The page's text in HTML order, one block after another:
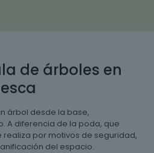
de árboles en
árbol desde la base,
A diferencia de la poda, que
realiza por motivos de seguridad,
del espacio.